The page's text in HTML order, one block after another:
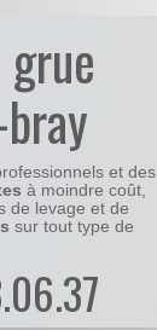
et des
à moindre coût,
de levage et de
sur tout type de